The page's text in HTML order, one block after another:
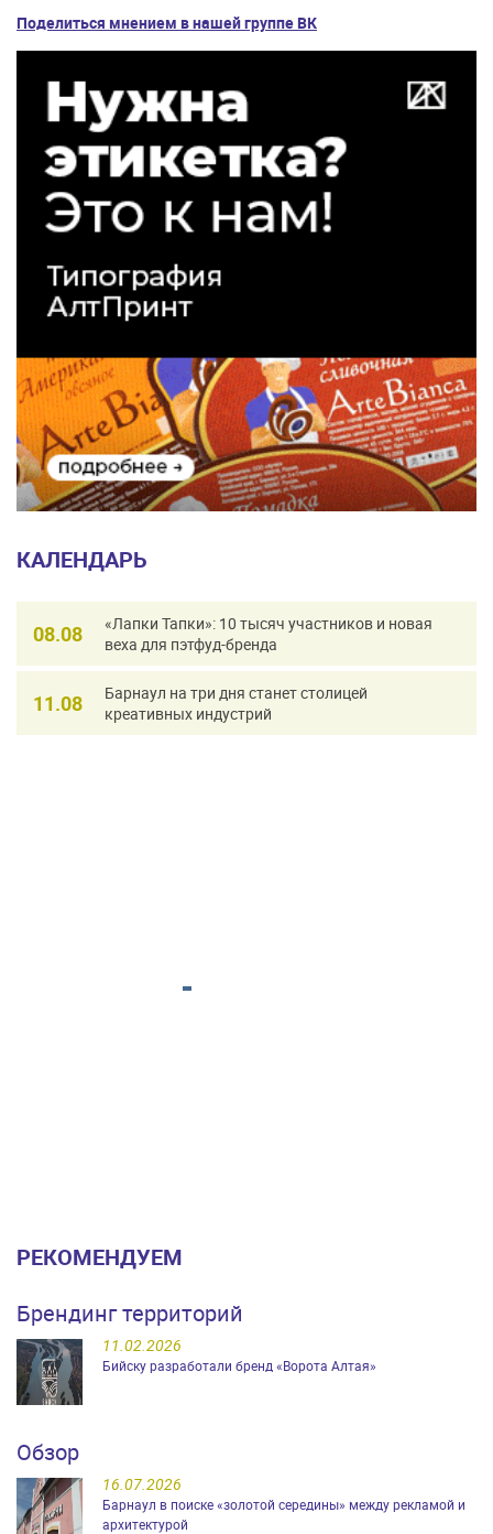
Поделиться мнением в нашей группе ВК
КАЛЕНДАРЬ
08.08
«Лапки Тапки»: 10 тысяч участников и новая
веха для пэтфуд-бренда
11.08
Барнаул на три дня станет столицей
креативных индустрий
РЕКОМЕНДУЕМ
Брендинг территорий
11.02.2026
Бийску разработали бренд «Ворота Алтая»
Обзор
16.07.2026
Барнаул в поиске «золотой середины» между рекламой и
архитектурой